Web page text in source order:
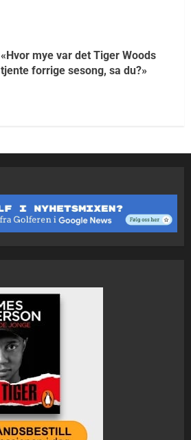
«Hvor mye var det Tiger Woods
tjente forrige sesong, sa du?»